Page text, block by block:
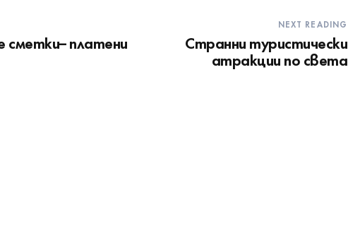
платени
NEXT READING
Странни туристически
атракции по света